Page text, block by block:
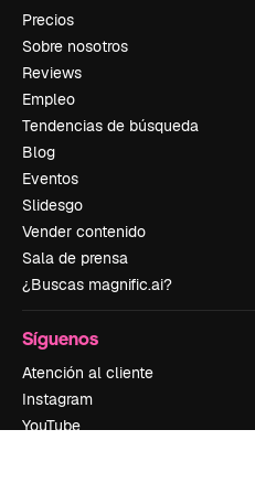
Precios
Sobre nosotros
Reviews
Empleo
Tendencias de búsqueda
Blog
Eventos
Slidesgo
Vender contenido
Sala de prensa
¿Buscas magnific.ai?
Síguenos
Atención al cliente
Instagram
YouTube